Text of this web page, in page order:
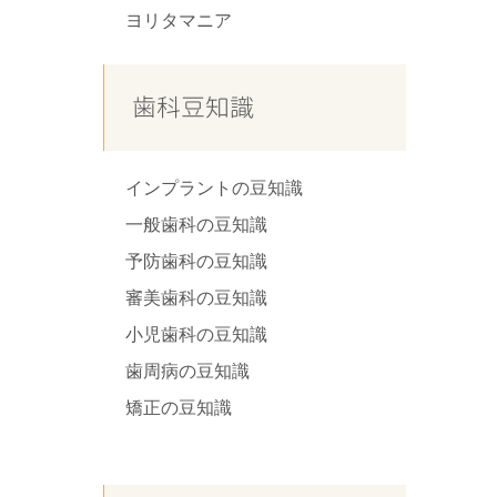
ヨリタマニア
歯科豆知識
インプラントの豆知識
一般歯科の豆知識
予防歯科の豆知識
審美歯科の豆知識
小児歯科の豆知識
歯周病の豆知識
矯正の豆知識